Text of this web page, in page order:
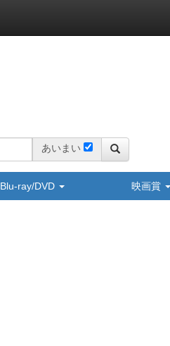
あいまい
Blu-ray/DVD 映画賞